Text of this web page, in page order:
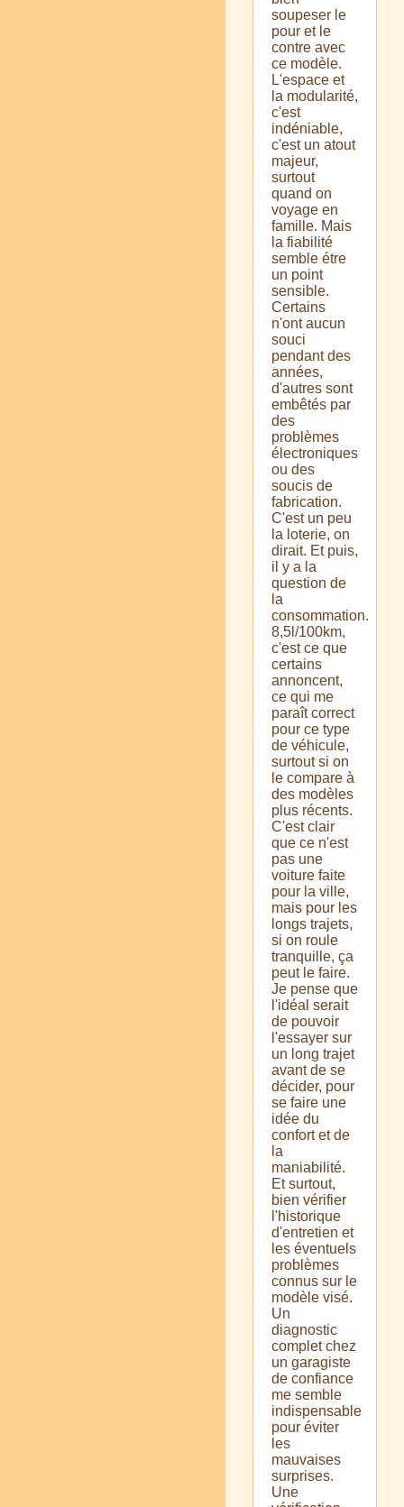
soupeser le
pour et le
contre avec
ce modèle.
L'espace et
la modularité,
c'est
indéniable,
c'est un atout
majeur,
surtout
quand on
voyage en
famille. Mais
la fiabilité
semble étre
un point
sensible.
Certains
n'ont aucun
souci
pendant des
années,
d'autres sont
embêtés par
des
problèmes
électroniques
ou des
soucis de
fabrication.
C'est un peu
la loterie, on
dirait. Et puis,
il y a la
question de
la
consommation.
8,5l/100km,
c'est ce que
certains
annoncent,
ce qui me
paraît correct
pour ce type
de véhicule,
surtout si on
le compare à
des modèles
plus récents.
C'est clair
que ce n'est
pas une
voiture faite
pour la ville,
mais pour les
longs trajets,
si on roule
tranquille, ça
peut le faire.
Je pense que
l'idéal serait
de pouvoir
l'essayer sur
un long trajet
avant de se
décider, pour
se faire une
idée du
confort et de
la
maniabilité.
Et surtout,
bien vérifier
l'historique
d'entretien et
les éventuels
problèmes
connus sur le
modèle visé.
Un
diagnostic
complet chez
un garagiste
de confiance
me semble
indispensable
pour éviter
les
mauvaises
surprises.
Une